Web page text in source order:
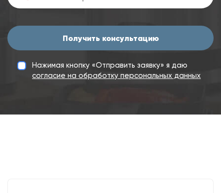
Получить консультацию
Нажимая кнопку «Отправить заявку» я даю
согласие на обработку персональных данных